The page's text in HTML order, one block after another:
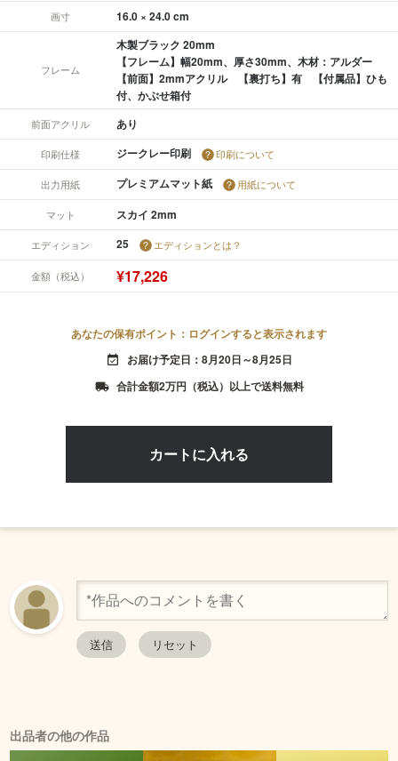
画寸 16.0 × 24.0 cm
フレーム
木製ブラック 20mm
【フレーム】幅20mm、厚さ30mm、木材：アルダー
【前面】2mmアクリル 【裏打ち】有 【付属品】ひも
付、かぶせ箱付
前面アクリル あり
印刷仕様 ジークレー印刷 印刷について
出力用紙 プレミアムマット紙 用紙について
マット スカイ 2mm
エディション 25 エディションとは？
金額（税込） ¥17,226
あなたの保有ポイント：ログインすると表示されます
event_available お届け予定日：8月20日～8月25日
local_shipping 合計金額2万円（税込）以上で送料無料
出品者の他の作品